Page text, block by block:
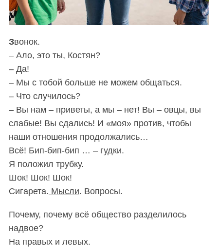
Звонок.
– Ало, это ты, Костян?
– Да!
– Мы с тобой больше не можем общаться.
– Что случилось?
– Вы нам – приветы, а мы – нет! Вы – овцы, вы
слабые! Вы сдались! И «моя»против, чтобы
наши отношения продолжались…
Всё! Бип-бип-бип … – гудки.
Я положил трубку.
Шок! Шок! Шок!
Сигарета. Мысли. Вопросы.
Почему, почему всё обществоразделилось
надвое?
На правых и левых.